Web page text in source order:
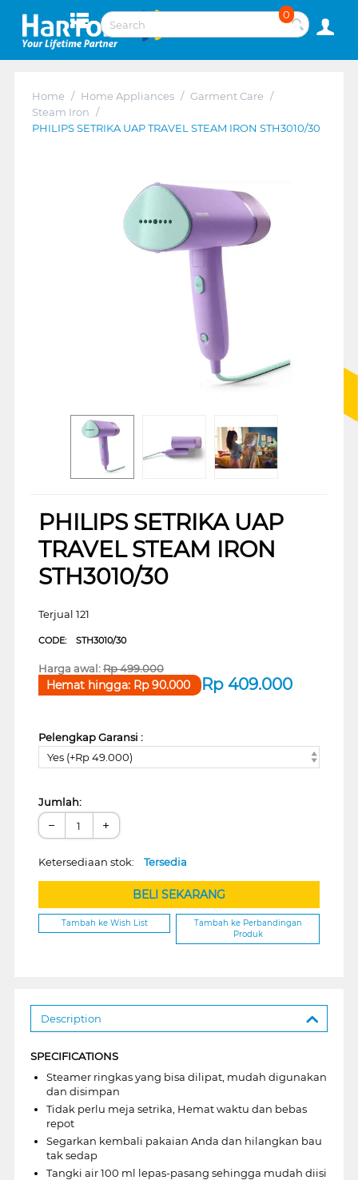
0
Home / Home Appliances / Garment Care /
Steam Iron /
PHILIPS SETRIKA UAP TRAVEL STEAM IRON STH3010/30
PHILIPS SETRIKA UAP
TRAVEL STEAM IRON
STH3010/30
Terjual 121
CODE: STH3010/30
Harga awal:Rp499.000
Rp 409.000
Hemat hingga: Rp90.000
Pelengkap Garansi :
Yes (+Rp 49.000)
Jumlah:
− +
Ketersediaan stok: Tersedia
BELI SEKARANG
Tambah ke Wish List
Tambah ke Perbandingan
Produk
Description
SPECIFICATIONS
Steamer ringkas yang bisa dilipat, mudah digunakan
dan disimpan
Tidak perlu meja setrika, Hemat waktu dan bebas
repot
Segarkan kembali pakaian Anda dan hilangkan bau
tak sedap
Tangki air 100 ml lepas-pasang sehingga mudah diisi